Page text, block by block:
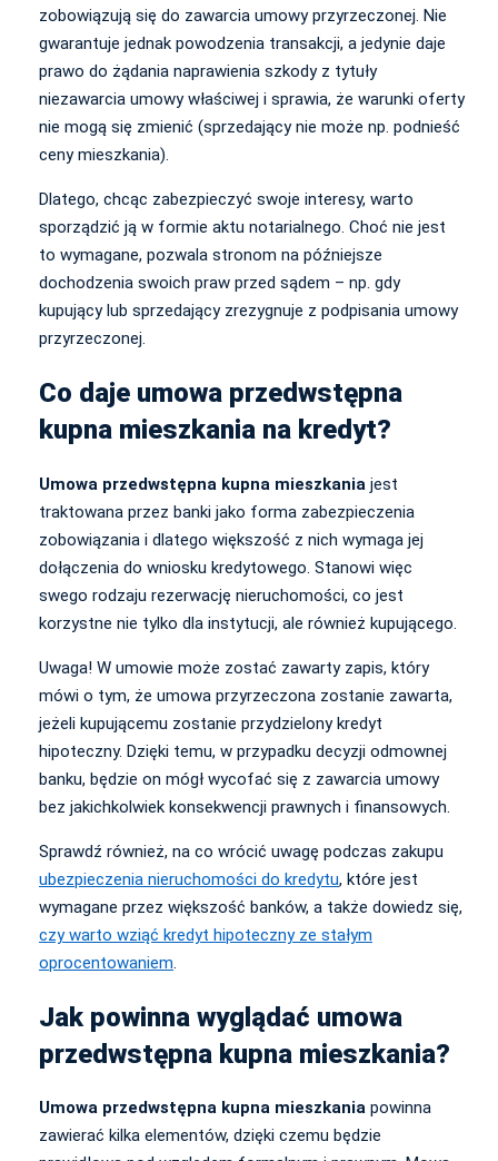
zobowiązują się do zawarcia umowy przyrzeczonej. Nie
gwarantuje jednak powodzenia transakcji, a jedynie daje
prawo do żądania naprawienia szkody z tytuły
niezawarcia umowy właściwej i sprawia, że warunki oferty
nie mogą się zmienić (sprzedający nie może np. podnieść
ceny mieszkania).
Dlatego, chcąc zabezpieczyć swoje interesy, warto
sporządzić ją w formie aktu notarialnego. Choć nie jest
to wymagane, pozwala stronom na późniejsze
dochodzenia swoich praw przed sądem – np. gdy
kupujący lub sprzedający zrezygnuje z podpisania umowy
przyrzeczonej.
Co daje umowa przedwstępna
kupna mieszkania na kredyt?
Umowa przedwstępna kupna mieszkania jest
traktowana przez banki jako forma zabezpieczenia
zobowiązania i dlatego większość z nich wymaga jej
dołączenia do wniosku kredytowego. Stanowi więc
swego rodzaju rezerwację nieruchomości, co jest
korzystne nie tylko dla instytucji, ale również kupującego.
Uwaga! W umowie może zostać zawarty zapis, który
mówi o tym, że umowa przyrzeczona zostanie zawarta,
jeżeli kupującemu zostanie przydzielony kredyt
hipoteczny. Dzięki temu, w przypadku decyzji odmownej
banku, będzie on mógł wycofać się z zawarcia umowy
bez jakichkolwiek konsekwencji prawnych i finansowych.
Sprawdź również, na co wrócić uwagę podczas zakupu
ubezpieczenia nieruchomości do kredytu, które jest
wymagane przez większość banków, a także dowiedz się,
czy warto wziąć kredyt hipoteczny ze stałym
oprocentowaniem
Jak powinna wyglądać umowa
przedwstępna kupna mieszkania?
Umowa przedwstępna kupna mieszkania powinna
zawierać kilka elementów, dzięki czemu będzie